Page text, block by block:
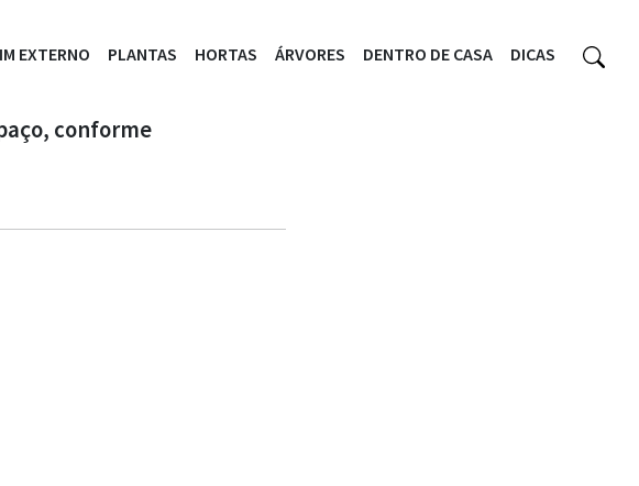
EXTERNO PLANTAS HORTAS ÁRVORES DENTRO DE CASA DICAS
conforme